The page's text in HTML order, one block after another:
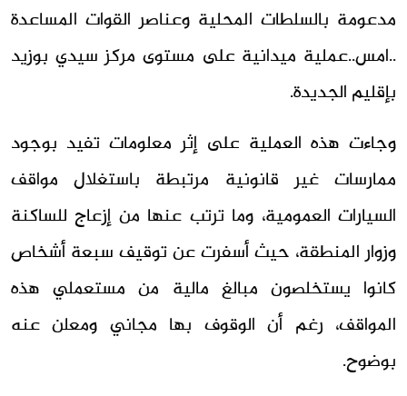
مدعومة بالسلطات المحلية وعناصر القوات المساعدة
..امس..عملية ميدانية على مستوى مركز سيدي بوزيد
بإقليم الجديدة.
وجاءت هذه العملية على إثر معلومات تفيد بوجود
ممارسات غير قانونية مرتبطة باستغلال مواقف
السيارات العمومية، وما ترتب عنها من إزعاج للساكنة
وزوار المنطقة، حيث أسفرت عن توقيف سبعة أشخاص
كانوا يستخلصون مبالغ مالية من مستعملي هذه
المواقف، رغم أن الوقوف بها مجاني ومعلن عنه
بوضوح.